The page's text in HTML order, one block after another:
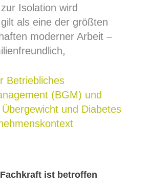
Isolation wird
als eine der größten
moderner Arbeit –
ist betroffen